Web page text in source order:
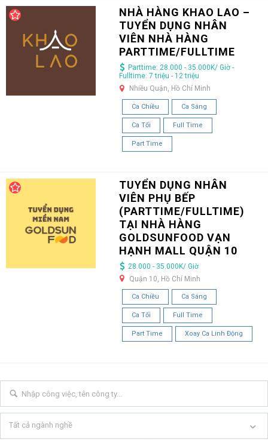
NHÀ HÀNG KHAO LAO –
TUYỂN DỤNG NHÂN
VIÊN NHÀ HÀNG
PARTTIME/FULLTIME
Parttime: 28.000 - 35.000K/ Giờ -
Fulltime: 7 triệu - 12 triệu
Nhiều Quận, Hồ Chí Minh
Ca Chiều Ca Sáng
Ca Tối Full Time
Part Time
TUYỂN DỤNG NHÂN
VIÊN PHỤ BẾP
(PARTTIME/FULLTIME)
TẠI NHÀ HÀNG
GOLDSUNFOOD VẠN
HẠNH MALL QUẬN 10
28.000 - 35.000K/ Giờ
Quận 10, Hồ Chí Minh
Ca Chiều Ca Sáng
Ca Tối Full Time
Part Time Xoay Ca Linh Động
Tất cả ngành nghề